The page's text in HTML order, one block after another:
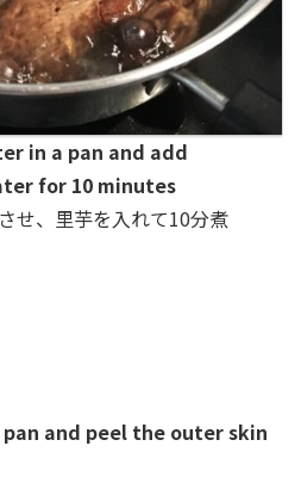
in a pan and add
for 10 minutes
せ、里芋を入れて10分煮
and peel the outer skin